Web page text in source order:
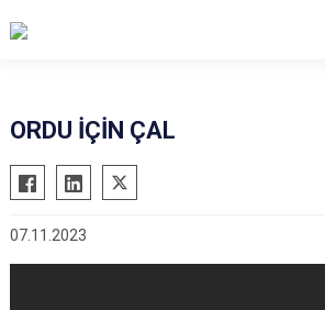
ORDU İÇİN ÇAL
07.11.2023